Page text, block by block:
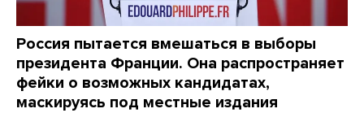
Россия пытается вмешаться в выборы
президента Франции. Она распространяет
фейки о возможных кандидатах,
маскируясь под местные издания